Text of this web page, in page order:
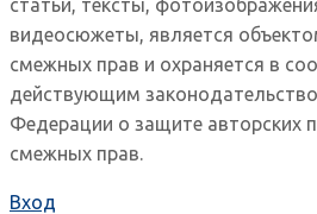
статьи, тексты,
видеосюжеты, является
смежных прав и охраняется в
действующим
Федерации о защите авторских
смежных прав.
Вход